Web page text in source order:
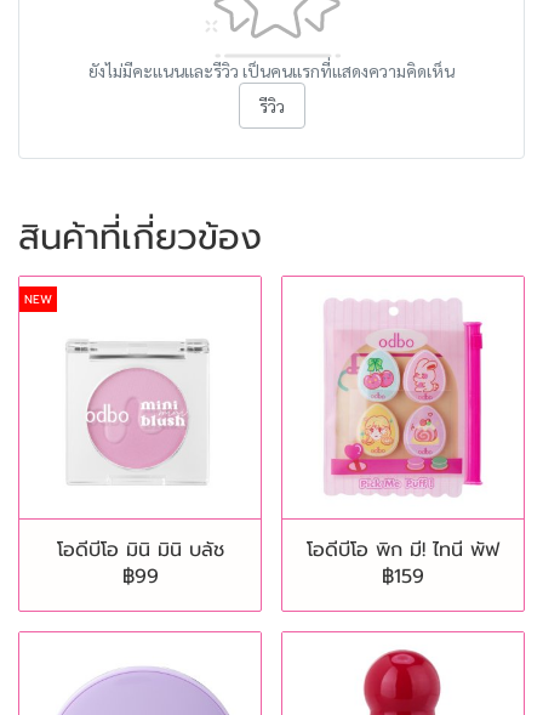
ยังไม่มีคะแนนและรีวิว เป็นคนแรกที่แสดงความคิดเห็น
รีวิว
สินค้าที่เกี่ยวข้อง
NEW
โอดีบีโอ มินิ มินิ บลัช
฿99
โอดีบีโอ พิก มี! ไทนี พัฟ
฿159